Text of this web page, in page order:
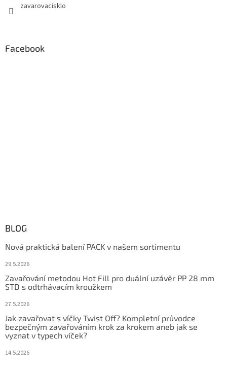
zavarovacisklo
Facebook
BLOG
Nová praktická balení PACK v našem sortimentu
29.5.2026
Zavařování metodou Hot Fill pro duální uzávěr PP 28 mm
STD s odtrhávacím kroužkem
27.5.2026
Jak zavařovat s víčky Twist Off? Kompletní průvodce
bezpečným zavařováním krok za krokem aneb jak se
vyznat v typech víček?
14.5.2026